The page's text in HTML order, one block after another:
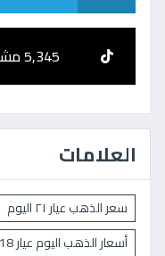
5,345 مشترك
العلامات
سعر الذهب عيار ٢١ اليوم
أسعار الذهب اليوم عيار 18